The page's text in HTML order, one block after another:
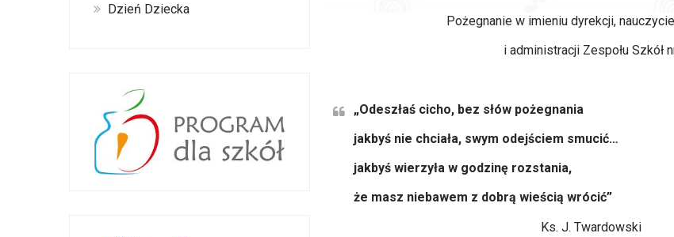
Dzień Dziecka
Pożegnanie w imieniu dyrekcji,
i administracji Zespołu Szkół
„Odeszłaś cicho, bez słów pożegnania
jakbyś nie chciała, swym odejściem smucić…
jakbyś wierzyła w godzinę rozstania,
że masz niebawem z dobrą wieścią wrócić”
Ks. J. Twardowski